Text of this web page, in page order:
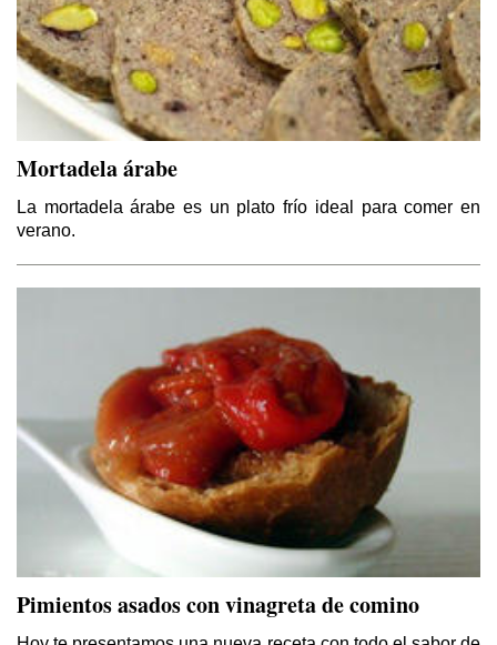
Mortadela árabe
La mortadela árabe es un plato frío ideal para comer en
verano.
Pimientos asados con vinagreta de comino